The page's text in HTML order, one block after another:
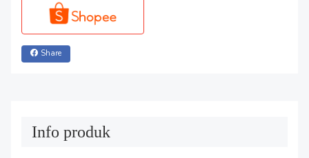
Share
Info produk